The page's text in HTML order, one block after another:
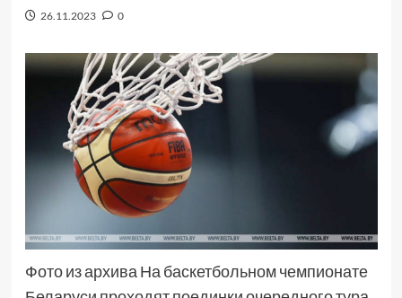
26.11.2023 0
Фото из архива На баскетбольном чемпионате